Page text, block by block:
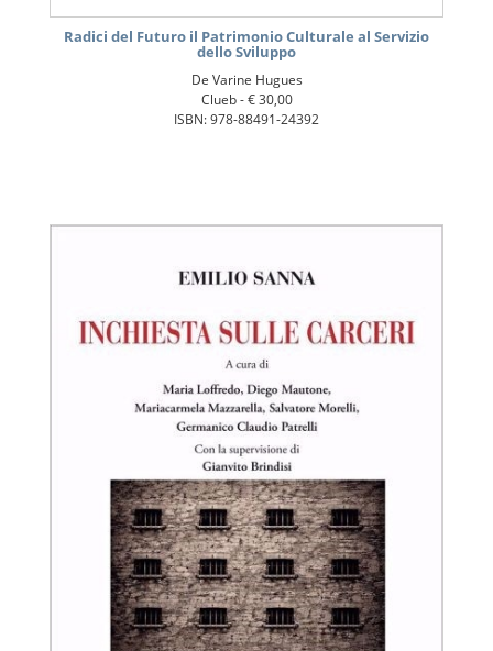
Radici del Futuro il Patrimonio Culturale al Servizio
dello Sviluppo
De Varine Hugues
Clueb -€ 30,00
ISBN: 978-88491-24392